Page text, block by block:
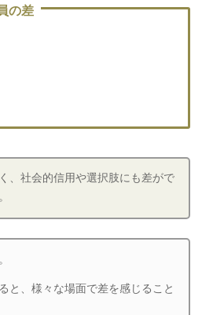
の差
、社会的信用や選択肢にも差がで
と、様々な場面で差を感じること